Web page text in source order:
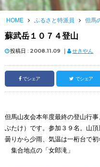
HOME ふるさと特派員 但馬
蘇武岳１０７４登山
投稿日 : 2008.11.09 ｜ せきやん
でシェア でシェア
但馬山友会本年度最終の登山行
ぶたけ）です。参加３９名。山
曇りから少雨、気温は一桁台で初
集合地点の「女郎滝」